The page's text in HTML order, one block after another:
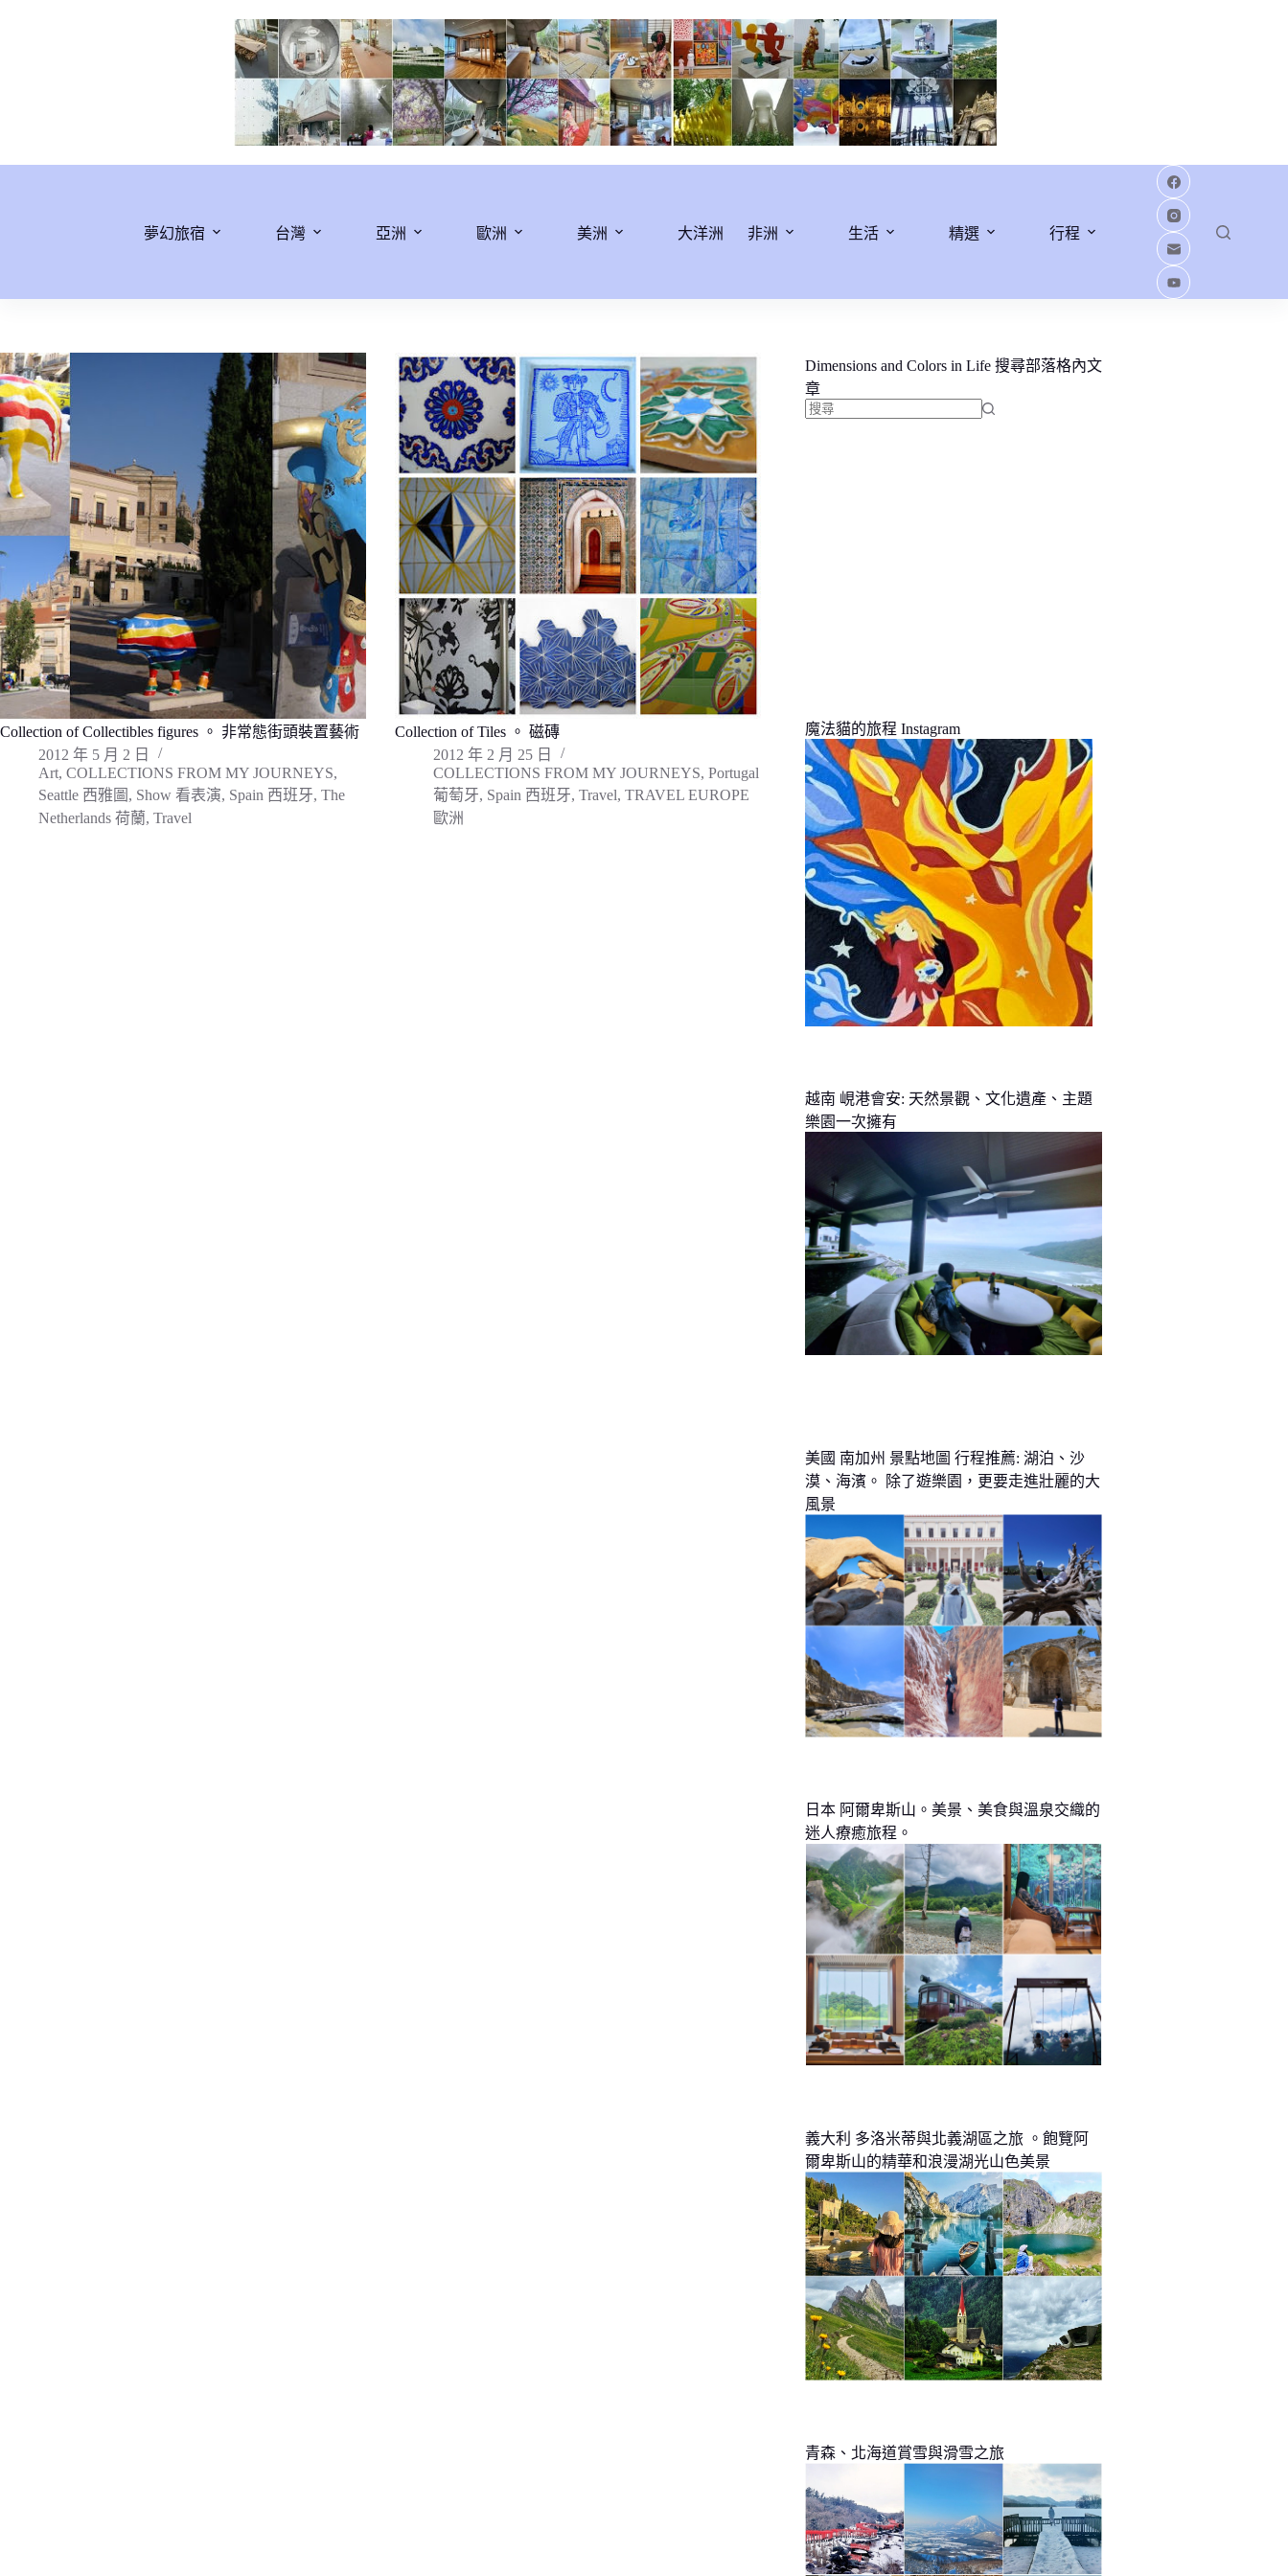
夢幻旅宿 台灣 亞洲 歐洲 美洲 大洋洲 非洲 生活 精選 行程
Collection of Collectibles figures 。 非常態街頭裝置藝術
2012 年 5 月 2 日
Art, COLLECTIONS FROM MY JOURNEYS,
Seattle 西雅圖 , Show 看表演, Spain 西班牙, The
Netherlands 荷蘭, Travel
Collection of Tiles 。 磁磚
2012 年 2 月 25 日
COLLECTIONS FROM MY JOURNEYS, Portugal
葡萄牙, Spain 西班牙, Travel, TRAVEL EUROPE
歐洲
Dimensions and Colors in Life 搜尋部落格內文
章
魔法貓的旅程 Instagram
越南 峴港會安: 天然景觀、文化遺產、主題
樂園一次擁有
美國 南加州 景點地圖 行程推薦: 湖泊、沙
漠、海濱。 除了遊樂園，更要走進壯麗的大
風景
日本 阿爾卑斯山。美景、美食與溫泉交織的
迷人療癒旅程。
義大利 多洛米蒂與北義湖區之旅 。飽覽阿
爾卑斯山的精華和浪漫湖光山色美景
青森、北海道賞雪與滑雪之旅